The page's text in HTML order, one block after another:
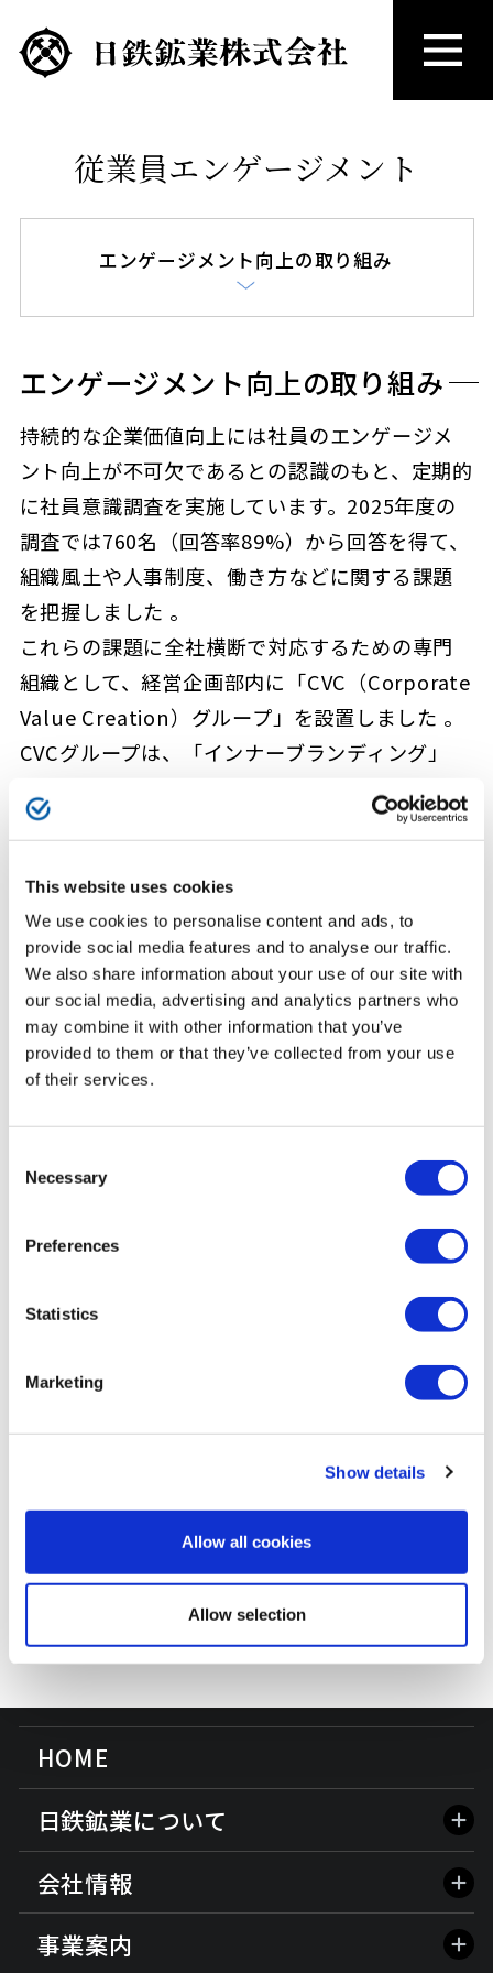
This website uses cookies
We use cookies to personalise content and ads, to
provide social media features and to analyse our traffic.
We also share information about your use of our site with
our social media, advertising and analytics partners who
may combine it with other information that you’ve
provided to them or that they’ve collected from your use
of their services.
Selection
Necessary
Preferences
Statistics
Marketing
Show details
Allow all cookies
Allow selection
従業員エンゲージメント
エンゲージメント向上の取り組み
エンゲージメント向上の取り組み
持続的な企業価値向上には社員のエンゲージメ
ント向上が不可欠であるとの認識のもと、定期的
に社員意識調査を実施しています。2025年度の
調査では760名（回答率89%）から回答を得て、
組織風土や人事制度、働き方などに関する課題
を把握しました 。
これらの課題に全社横断で対応するための専門
組織として、経営企画部内に「CVC（Corporate
Value Creation）グループ」を設置しました 。
CVCグループは、「インナーブランディング」
「人事」「ワークスタイル」「スマート操業推
進」の4つのワーキンググループを組成し、具体
今後も継続的に社員意識調査を実施し社員の声
に真摯に耳を傾け、社員一人一人が働きがいを感
じながら会社とともに成長できるような組織づ
くりを進めることで、持続的な企業価値の向上を
目指してまいります。
刷新した経営理念ポスター（インナーブランディン
グ・ワーキンググループの取り組み事例）
HOME
日鉄鉱業について
会社情報
事業案内